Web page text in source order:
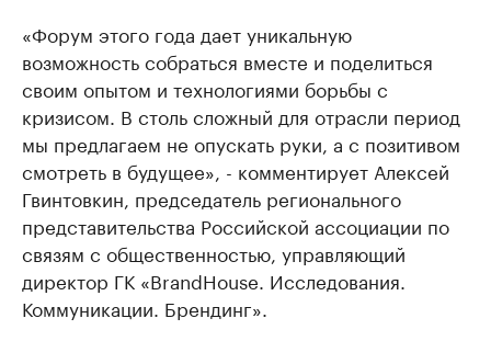
«Форум этого года дает уникальную
возможность собраться вместе и поделиться
своим опытом и технологиями борьбы с
кризисом. В столь сложный для отрасли период
мы предлагаем не опускать руки, а с позитивом
смотреть в будущее», - комментирует Алексей
Гвинтовкин, председатель регионального
представительства Российской ассоциации по
связям с общественностью, управляющий
директор ГК «BrandHouse. Исследования.
Коммуникации. Брендинг».